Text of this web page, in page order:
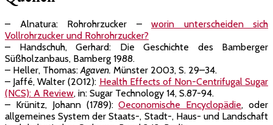
– Alnatura: Rohrohrzucker – worin unterscheiden sich
Vollrohrzucker und Rohrohrzucker?
– Handschuh, Gerhard: Die Geschichte des Bamberger
Süßholzanbaus, Bamberg 1988.
– Heller, Thomas: Agaven. Münster 2003, S. 29–34.
– Jaffé, Walter (2012): Health Effects of Non-Centrifugal Sugar
(NCS): A Review, in: Sugar Technology 14, S.87-94.
– Krünitz, Johann (1789):Oeconomische Encyclopädie, oder
allgemeines System der Staats-, Stadt-, Haus- und Landschaft